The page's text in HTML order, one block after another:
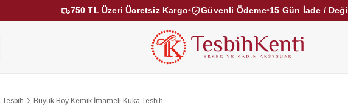
750 TL Üzeri Ücretsiz Kargo• Güvenli Ödeme•15 Gün İade /
KEHRİBAR TESBİHLER KUKA TESBİHLER
Tesbih Büyük Boy Kemik İmameli Kuka Tesbih